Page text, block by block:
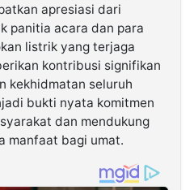
apresiasi dari
panitia acara dan para
listrik yang terjaga
kontribusi signifikan
kekhidmatan seluruh
bukti nyata komitmen
dan mendukung
manfaat bagi umat.